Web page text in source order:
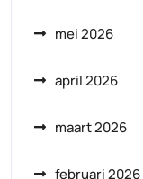
mei 2026
april 2026
maart 2026
februari 2026